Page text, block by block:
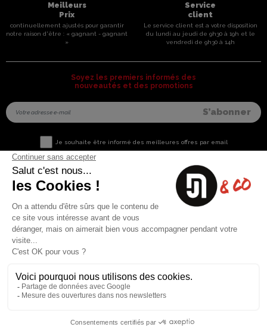
Meilleurs
Prix
continuellement ajustés pour garantir
notre raison d'être : « gagnant - gagnant
»
Service
client
Le service client est a votre disposition
du lundi au jeudi de 9h30 à 19h et le
vendredi de 9h30 à 14h
Soyez les premiers informés des
nouveautés et des promotions
Je souhaite être informé des meilleures offres par email
Nous contacter
8 rue du capitaine Jean Croisa
13009 Marseille
+33 (0)4 91 07 41 16
Informations utiles
Paiement sécurisé
Nos produits
Ventes Flash
Nouveaux Produits
A propos
Conditions générales (CGV)